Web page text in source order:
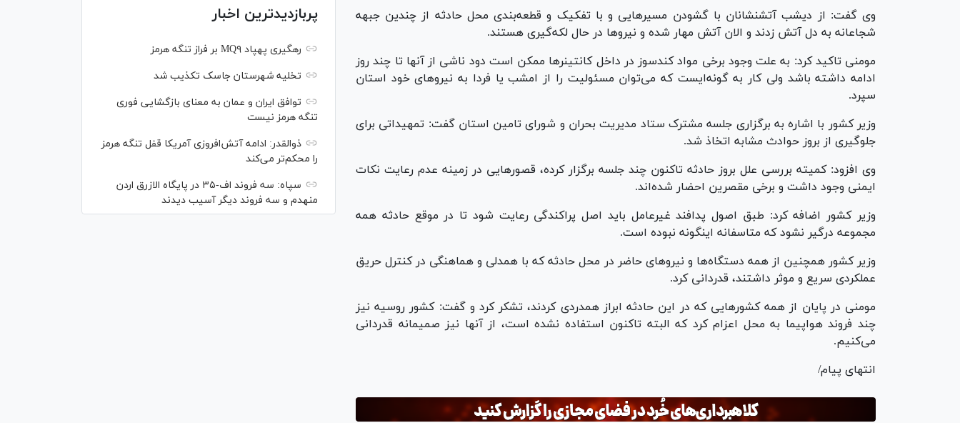
وی گفت: از دیشب آتشنشانان با گشودن مسیر‌هایی و با تفکیک و قطعه‌بندی محل حادثه از چندین جبهه
شجاعانه به دل آتش زدند و الان آتش مهار شده و نیرو‌ها در حال لکه‌گیری هستند.
مومنی تاکید کرد: به علت وجود برخی مواد کندسوز در داخل کانتینر‌ها ممکن است دود ناشی از آنها تا چند روز
ادامه داشته باشد ولی کار به گونه‌ایست که می‌توان مسئولیت را از امشب یا فردا به نیرو‌های خود استان
سپرد.
وزیر کشور با اشاره به برگزاری جلسه مشترک ستاد مدیریت بحران و شورای تامین استان گفت: تمهیداتی برای
جلوگیری از بروز حوادث مشابه اتخاذ شد.
وی افزود: کمیته بررسی علل بروز حادثه تاکنون چند جلسه برگزار کرده، قصور‌هایی در زمینه عدم رعایت نکات
ایمنی وجود داشت و برخی مقصرین احضار شده‌اند.
وزیر کشور اضافه کرد: طبق اصول پدافند غیرعامل باید اصل پراکندگی رعایت شود تا در موقع حادثه همه
مجموعه درگیر نشود که متاسفانه اینگونه نبوده است.
وزیر کشور همچنین از همه دستگاه‌ها و نیرو‌های حاضر در محل حادثه که با همدلی و هماهنگی در کنترل حریق
عملکردی سریع و موثر داشتند، قدردانی کرد.
مومنی در پایان از همه کشور‌هایی که در این حادثه ابراز همدردی کردند، تشکر کرد و گفت: کشور روسیه نیز
چند فروند هواپیما به محل اعزام کرد که البته تاکنون استفاده نشده است، از آنها نیز صمیمانه قدردانی
می‌کنیم.
انتهای پیام/
پربازدیدترین اخبار
رهگیری پهپاد MQ۹ بر فراز تنگه هرمز
تخلیه شهرستان جاسک تکذیب شد
توافق ایران و عمان به معنای بازگشایی فوری
تنگه هرمز نیست
ذوالقدر: ادامه آتش‌افروزی آمریکا قفل تنگه هرمز
را محکم‌تر می‌کند
سپاه: سه فروند اف-۳۵ در پایگاه الازرق اردن
منهدم و سه فروند دیگر آسیب دیدند